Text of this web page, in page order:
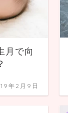
月で向
年2月9日